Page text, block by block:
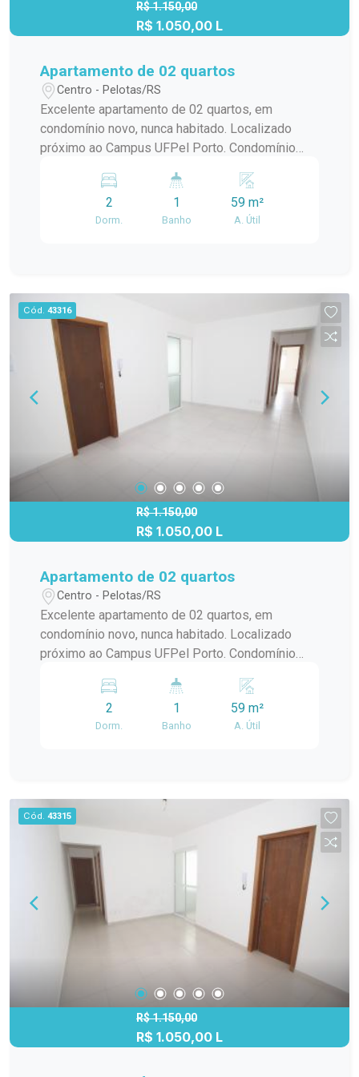
R$ 1.150,00
R$ 1.050,00 L
Apartamento de 02 quartos
Centro - Pelotas/RS
Excelente apartamento de 02 quartos, em
condomínio novo, nunca habitado. Localizado
próximo ao Campus UFPel Porto. Condomínio
câmeras, bombas d`agua, portaria e elevador.
OBS.: Vaga de garagem opcional com valor
adicional de R$250,00.
2
Dorm.
1
Banho
59 m²
A. Útil
Cód. 43316
R$ 1.150,00
R$ 1.050,00 L
Apartamento de 02 quartos
Centro - Pelotas/RS
Excelente apartamento de 02 quartos, em
condomínio novo, nunca habitado. Localizado
próximo ao Campus UFPel Porto. Condomínio
câmeras, bombas d`agua, portaria e elevador.
OBS.: Vaga de garagem opcional com valor
adicional de R$250,00.
2
Dorm.
1
Banho
59 m²
A. Útil
Cód. 43315
R$ 1.150,00
R$ 1.050,00 L